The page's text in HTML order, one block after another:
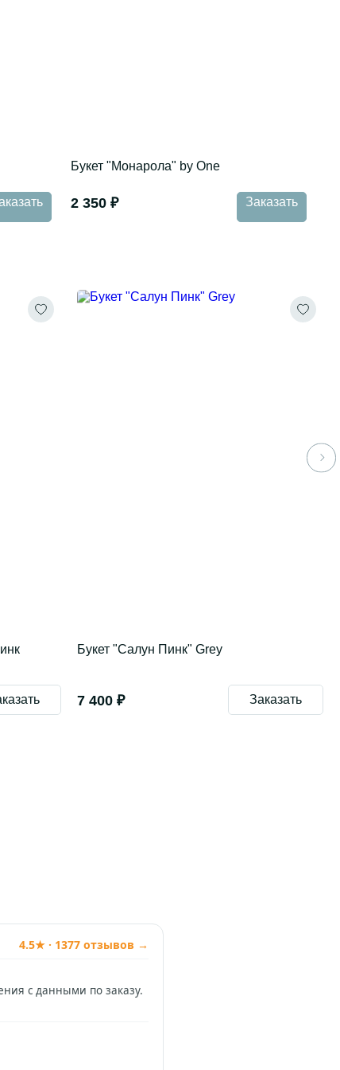
Букет "Монарола" by One
2 350 ₽ Заказать
Букет "Салун Пинк" Grey
7 400 ₽ Заказать
4.5★ · 1377 отзывов →
с данными по заказу.